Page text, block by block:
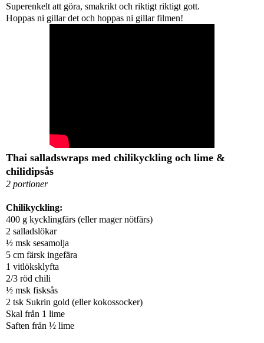
Superenkelt att göra, smakrikt och riktigt riktigt gott.
Hoppas ni gillar det och hoppas ni gillar filmen!
Thai salladswraps med chilikyckling och lime &
chilidipsås
2 portioner
Chilikyckling:
400 g kycklingfärs (eller mager nötfärs)
2 salladslökar
½ msk sesamolja
5 cm färsk ingefära
1 vitlöksklyfta
2/3 röd chili
½ msk fisksås
2 tsk Sukrin gold (eller kokossocker)
Skal från 1 lime
Saften från ½ lime